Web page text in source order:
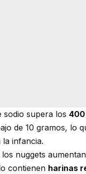
sodio supera los 400
de 10 gramos, lo
infancia.
nuggets
contienen harinas